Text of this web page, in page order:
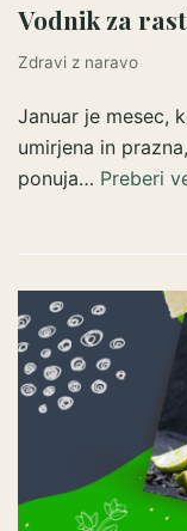
Vodnik za
Zdravi z naravo
Januar je mesec,
umirjena in
ponuja… Preberi